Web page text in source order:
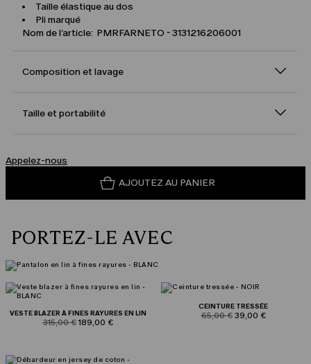
Taille élastique au dos
Pli marqué
Nom de l’article: PMRFARNETO - 3131216206001
Composition et lavage
Taille et portabilité
Appelez-nous
AJOUTEZ AU PANIER
PORTEZ-LE AVEC
VESTE BLAZER À FINES RAYURES EN LIN
product.price.original
315,00 €product.price.sale
189,00 €
CEINTURE TRESSÉE
product.price.original
65,00 € product.price.sale
39,00 €